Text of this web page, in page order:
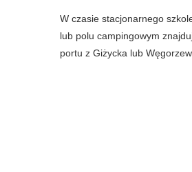
W czasie stacjonarnego
lub polu campingowym
portu z Giżycka lub